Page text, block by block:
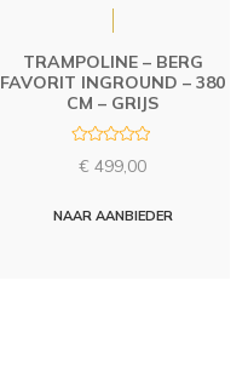
TRAMPOLINE – BERG
FAVORIT INGROUND – 380
CM – GRIJS
a
d
€ 499,00
NAAR AANBIEDER